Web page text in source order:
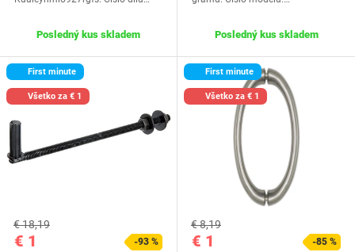
Posledný kus skladem Posledný kus skladem
First minute
Všetko za € 1
€ 1
€ 18,19
-93 %
First minute
Všetko za € 1
€ 1
€ 8,19
-85 %